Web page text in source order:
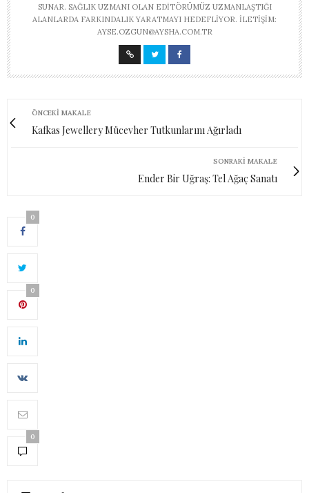
SUNAR. SAĞLIK UZMANI OLAN EDITÖRÜMÜZ UZMANLAŞTIĞI
ALANLARDA FARKINDALIK YARATMAYI HEDEFLIYOR. İLETIŞIM:
AYSE.OZGUN@AYSHA.COM.TR
ÖNCEKI MAKALE
Kafkas Jewellery Mücevher Tutkunlarını Ağırladı
SONRAKI MAKALE
Ender Bir Uğraş: Tel Ağaç Sanatı
0
0
0